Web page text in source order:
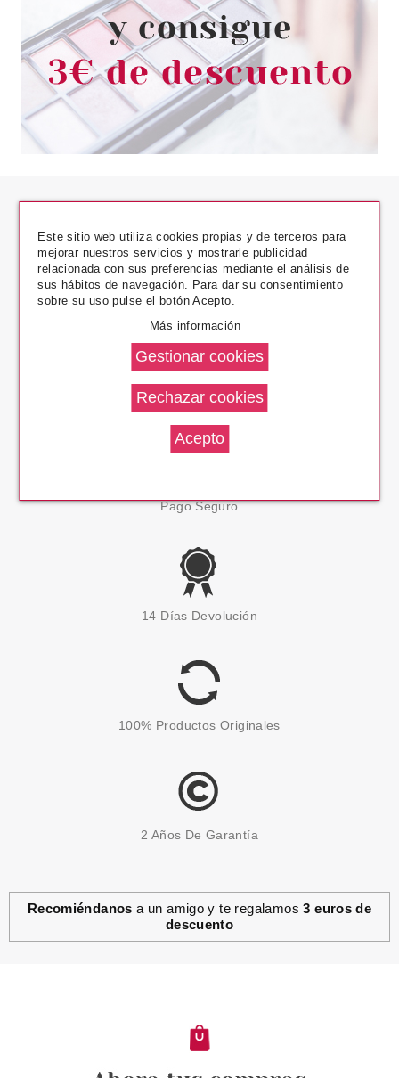
Los Precios Más Bajos
Envío En 24 H
Pago Seguro
14 Días Devolución
100% Productos Originales
2 Años De Garantía
Recomiéndanos a un amigo y te regalamos3 euros de
descuento
Este sitio web utiliza cookies propias y de terceros para
mejorar nuestros servicios y mostrarle publicidad
relacionada con sus preferencias mediante el análisis de
sus hábitos de navegación. Para dar su consentimiento
sobre su uso pulse el botón Acepto.
Más información